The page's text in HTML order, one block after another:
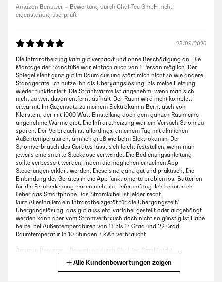
Amazon Benutzer – Bewertung durch Chal-Tec GmbH nicht
eigenständig überprüft
28/09/2025
Die Infrarotheizung kam gut verpackt und ohne Beschädigung an. Die
Montage der Standfüße war einfach auch von 1 Person möglich. Der
Spiegel sieht ganz gut im Raum aus und stört mich nicht so wie andere
Standgeräte. Ich nutze ihn als Übergangslösung, bis meine Heizung
wieder funktioniert. Die Strahlwärme ist angenehm, wenn man sich
nicht zu weit davon entfernt aufhält. Der Raum wird nicht komplett
erwärmt. Im Gegensatz zu meinem Elektrokamin Bern, auch von
Klarstein, der mit 1000 Watt Einstellung doch dem ganzen Raum eine
angenehme Wärme gibt. Die Infrarotheizung war ein Versuch Strom zu
sparen. Der Verbrauch ist allerdings, an einem Tag mit ähnlichen
Außentemperaturen, ähnlich groß wie beim Elektrokamin. Der
Stromverbrauch des Gerätes lässt sich leicht feststellen, wenn man
jeweils eine smarte Steckdose verwendet.Die Bedienungsanleitung
sollte verbessert werden, indem die möglichen einzelnen App
Steuerungen erklärt werden. Diese sind ganz gut und praktisch. Die
Einbindung des Gerätes in die App funktionierte problemlos. Batterien
für die Fernbedienung waren nicht im Lieferumfang. Ich benutze eh
lieber das Smartphone.Das Stromkabel ist leider recht
kurz.Allesinallem ein Infrarotheizgerät für die Übergangszeit/
Übergangslösung, das gut aussieht, variabel gestellt oder aufgehängt
werden kann aber vom Stromverbrauch doch nicht so günstig ist.Habe
heute, bei Außentemperaturen von 13 bis 17 Grad und 22 Grad
Raumtemperatur in 10 Stunden 7 kWh verbraucht.
Amazon Benutzer – Bewertung durch Chal-Tec GmbH nicht
eigenständig überprüftAlle Kundenbewertungen zeigen